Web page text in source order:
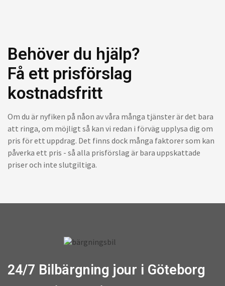
Behöver du hjälp?
Få ett prisförslag
kostnadsfritt
Om du är nyfiken på nåon av våra många tjänster är det bara
att ringa, om möjligt så kan vi redan i förväg upplysa dig om
pris för ett uppdrag. Det finns dock många faktorer som kan
påverka ett pris - så alla prisförslag är bara uppskattade
priser och inte slutgiltiga.
24/7 Bilbärgning jour i Göteborg